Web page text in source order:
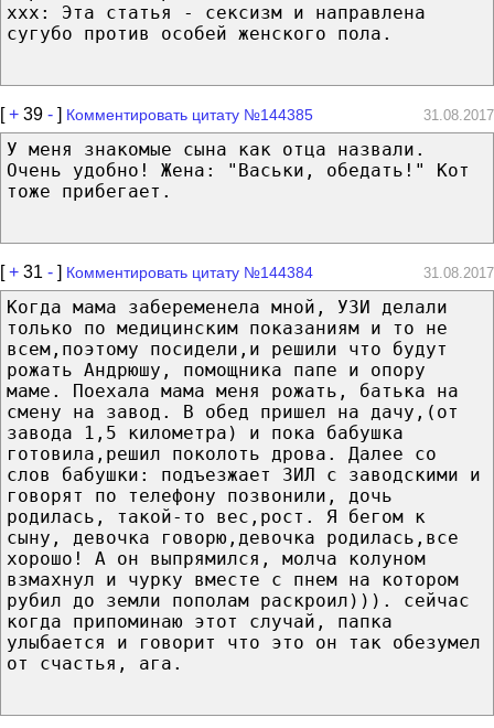
ххх: Эта статья - сексизм и направлена
сугубо против особей женского пола.
[+ 39 - ] Комментировать цитату №144385 31.08.2017
У меня знакомые сына как отца назвали.
Очень удобно! Жена: "Васьки, обедать!" Кот
тоже прибегает.
[+ 31 - ] Комментировать цитату №144384 31.08.2017
Когда мама забеременела мной, УЗИ делали
только по медицинским показаниям и то не
всем,поэтому посидели,и решили что будут
рожать Андрюшу, помощника папе и опору
маме. Поехала мама меня рожать, батька на
смену на завод. В обед пришел на дачу,(от
завода 1,5 километра) и пока бабушка
готовила,решил поколоть дрова. Далее со
слов бабушки: подъезжает ЗИЛ с заводскими и
говорят по телефону позвонили, дочь
родилась, такой-то вес,рост. Я бегом к
сыну, девочка говорю,девочка родилась,все
хорошо! А он выпрямился, молча колуном
взмахнул и чурку вместе с пнем на котором
рубил до земли пополам раскроил))). сейчас
когда припоминаю этот случай, папка
улыбается и говорит что это он так обезумел
от счастья, ага.